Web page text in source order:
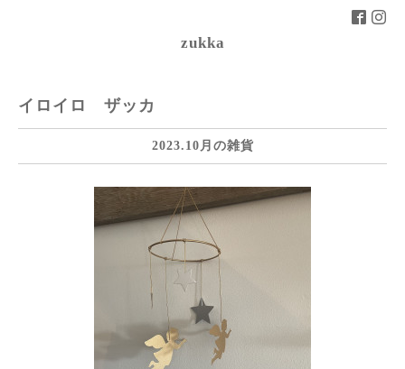
zukka
イロイロ ザッカ
2023.10月の雑貨